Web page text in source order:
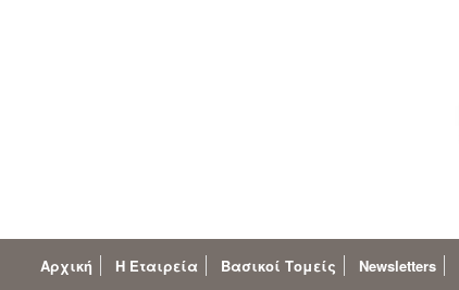
Αρχική Η Εταιρεία Βασικοί Τομείς Newsletters